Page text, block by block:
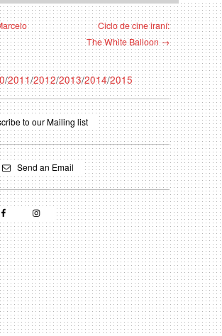
Ciclo de cine iraní:
The White Balloon →
/2011/2012/2013/2014/2015
to our Mailing list
Send an Email